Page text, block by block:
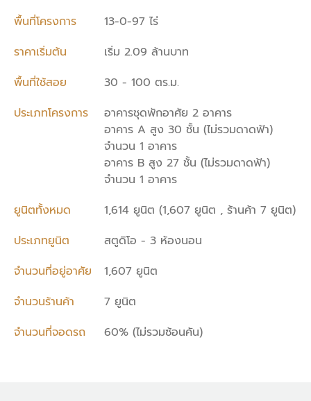
พื้นที่โครงการ
13-0-97 ไร่
ราคาเริ่มต้น
เริ่ม 2.09 ล้านบาท
พื้นที่ใช้สอย
30 - 100 ตร.ม.
ประเภทโครงการ
อาคารชุดพักอาศัย 2 อาคาร
อาคาร A สูง 30 ชั้น (ไม่รวมดาดฟ้า)
จำนวน 1 อาคาร
อาคาร B สูง 27 ชั้น (ไม่รวมดาดฟ้า)
จำนวน 1 อาคาร
ยูนิตทั้งหมด
1,614 ยูนิต (1,607 ยูนิต , ร้านค้า 7 ยูนิต)
ประเภทยูนิต
สตูดิโอ - 3 ห้องนอน
จำนวนที่อยู่อาศัย
1,607 ยูนิต
จำนวนร้านค้า
7 ยูนิต
จำนวนที่จอดรถ
60% (ไม่รวมซ้อนคัน)